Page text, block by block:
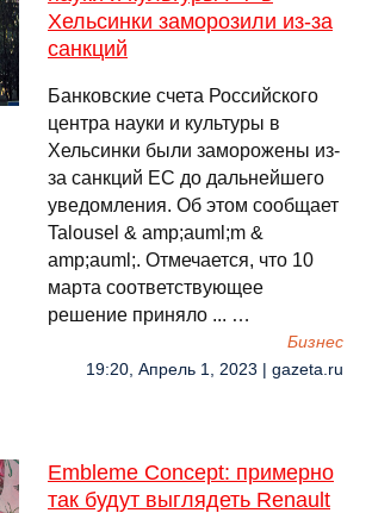
Хельсинки заморозили из-за
санкций
Банковские счета Российского
центра науки и культуры в
Хельсинки были заморожены из-
за санкций ЕС до дальнейшего
уведомления. Об этом сообщает
Talousel & amp;auml;m &
amp;auml;. Отмечается, что 10
марта соответствующее
решение приняло ... …
Бизнес
19:20, Апрель 1, 2023 | gazeta.ru
Embleme Concept: примерно
так будут выглядеть Renault